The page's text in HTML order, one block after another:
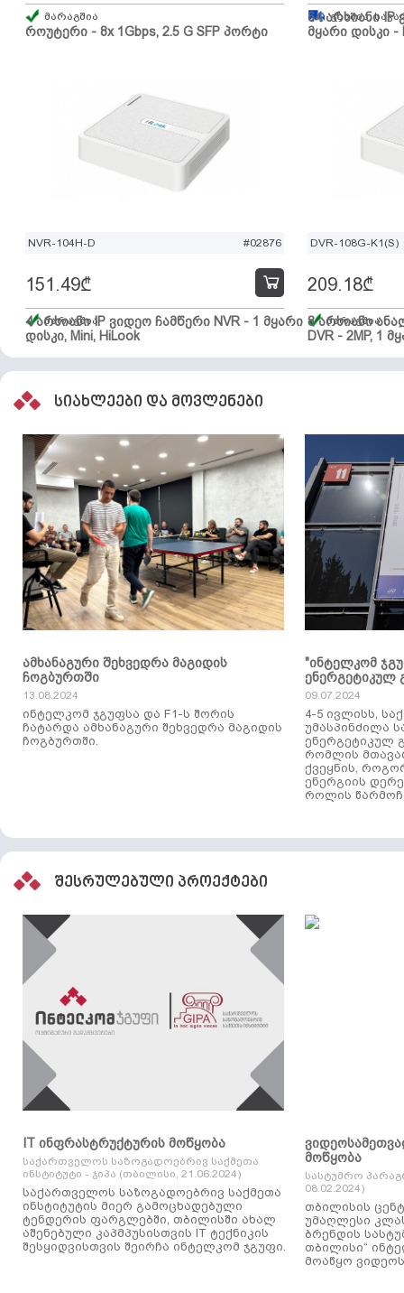
როუტერი - 8x 1Gbps, 2.5 G SFP პორტი
მარაგშია
64 არხიანი IP
მყარი დისკი -
გზაშია,
NVR-104H-D #02876
4 არხიანი IP ვიდეო ჩამწერი NVR - 1 მყარი
დისკი, Mini, HiLook
151.49₾
მარაგშია
DVR-108G-K1(S)
8 არხიანი
DVR - 2MP, 1
209.18₾
მარაგშია
სიახლეები და მოვლენები
ამხანაგური შეხვედრა მაგიდის
ჩოგბურთში
13.08.2024
ინტელკომ ჯგუფსა და F1-ს შორის
ჩატარდა ამხანაგური შეხვედრა მაგიდის
ჩოგბურთში.
"ინტელკომ
ენერგეტიკულ
09.07.2024
4-5 ივლისს,
უმასპინძილა
ენერგეტიკულ
რომლის
ქვეყნის,
ენერგიის
როლის
შესრულებული პროექტები
IT ინფრასტრუქტურის მოწყობა
საქართველოს საზოგადოებრივ საქმეთა
ინსტიტუტი - ჯიპა (თბილისი, 21.06.2024)
საქართველოს საზოგადოებრივ საქმეთა
ინსტიტუტის მიერ გამოცხადებული
ტენდერის ფარგლებში, თბილისში ახალ
აშენებული კაპმპუსისთვის IT ტექნიკის
შესყიდვისთვის შეირჩა ინტელკომ ჯგუფი.
მოწყობა
სასტუმრო
08.02.2024)
თბილისის
უმაღლესი
ბრენდის
თბილისი“
მოაწყო